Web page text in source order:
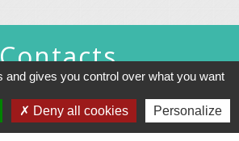
Contacts
Commune de Gennes
1 rue du Lavoir
25660 Gennes - FRANCE
+33 3 81 55 75 32
and gives you control over what you want
Deny all cookies Personalize